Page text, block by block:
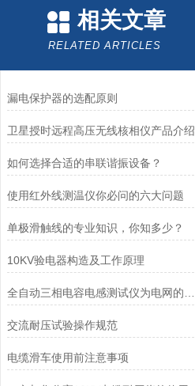
相关文章
RELATED ARTICLES
漏电保护器的选配原则
卫星授时远程高压无线核相仪产品介绍
如何选择合适的串联谐振设备？
使用红外线测温仪你必问的六大问题
单极滑触线的专业知识，你知多少？
10KV验电器构造及工作原理
交流耐压试验操作规范
电缆滑车使用前注意事项